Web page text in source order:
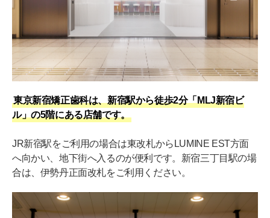
東京新宿矯正歯科は、新宿駅から徒歩2分「MLJ新宿ビ
ル」の5階にある店舗です。
JR新宿駅をご利用の場合は東改札からLUMINE EST方面
へ向かい、地下街へ入るのが便利です。新宿三丁目駅の場
合は、伊勢丹正面改札をご利用ください。